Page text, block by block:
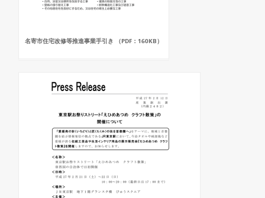
名寄市住宅改修等推進事業手引き （PDF：160KB）